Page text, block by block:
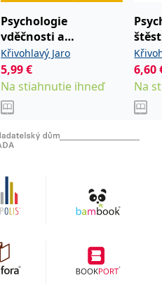
Psychologie
vděčnosti a
nevděčnosti
Křivohlavý Jaro
5,99€
Na stiahnutie ihneď
6,60
Na
poskytuje jednoznačně
přiřazené strojově
generované ID uživatele
a shromažďuje údaje o
aktivitě na webu. Tato
hlášení třetí straně.